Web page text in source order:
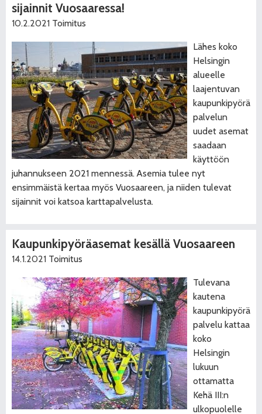
sijainnit Vuosaaressa!
10.2.2021 Toimitus
Lähes koko
Helsingin
alueelle
laajentuvan
kaupunkipyörä
palvelun
uudet asemat
saadaan
käyttöön
juhannukseen 2021 mennessä. Asemia tulee nyt
ensimmäistä kertaa myös Vuosaareen, ja niiden tulevat
sijainnit voi katsoa karttapalvelusta.
Kaupunkipyöräasemat kesällä Vuosaareen
14.1.2021 Toimitus
Tulevana
kautena
kaupunkipyörä
palvelu kattaa
koko
Helsingin
lukuun
ottamatta
Kehä III:n
ulkopuolelle